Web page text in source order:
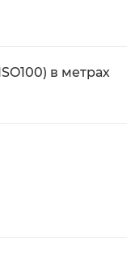
в метрах